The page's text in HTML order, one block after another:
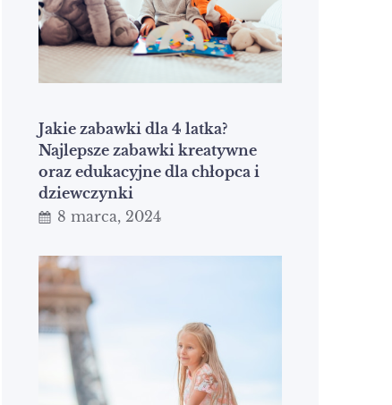
Jakie zabawki dla 4 latka?
Najlepsze zabawki kreatywne
oraz edukacyjne dla chłopca i
dziewczynki
8 marca, 2024